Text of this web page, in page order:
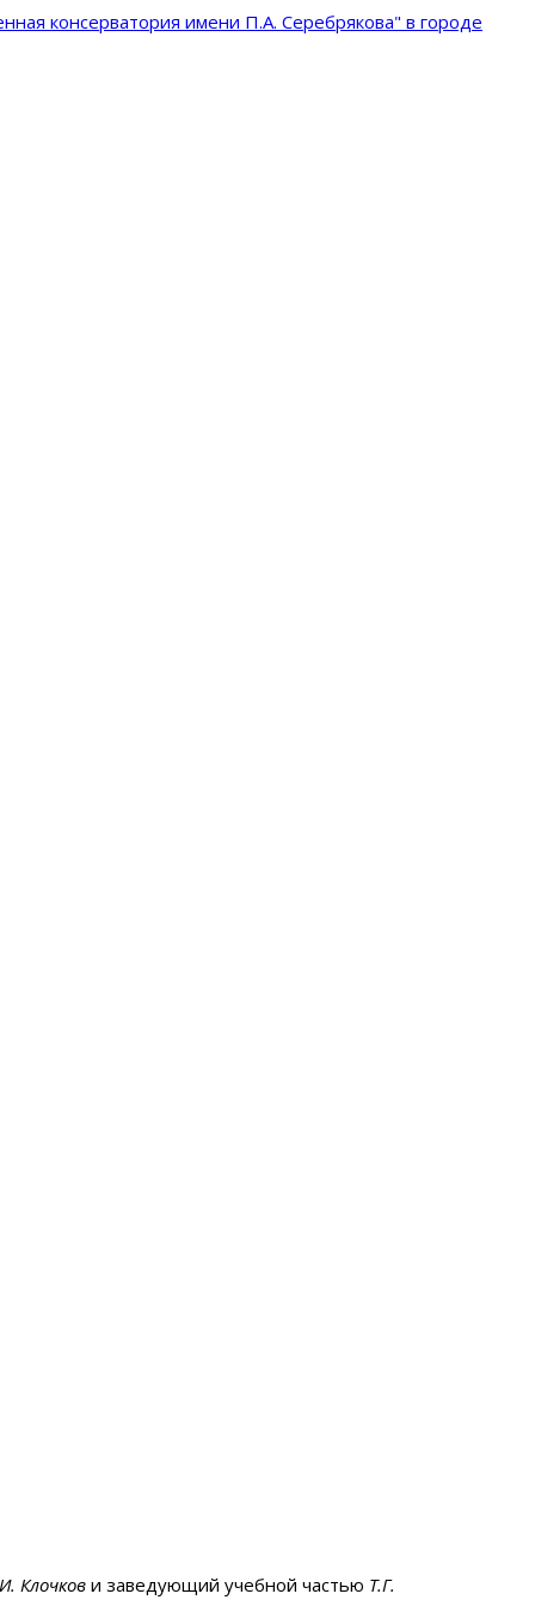
консерватория имени П.А. Серебрякова" в городе
Клочков и заведующий учебной частью Т.Г.